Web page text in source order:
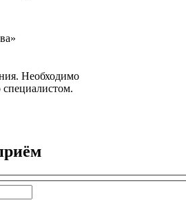
Необходимо
специалистом.